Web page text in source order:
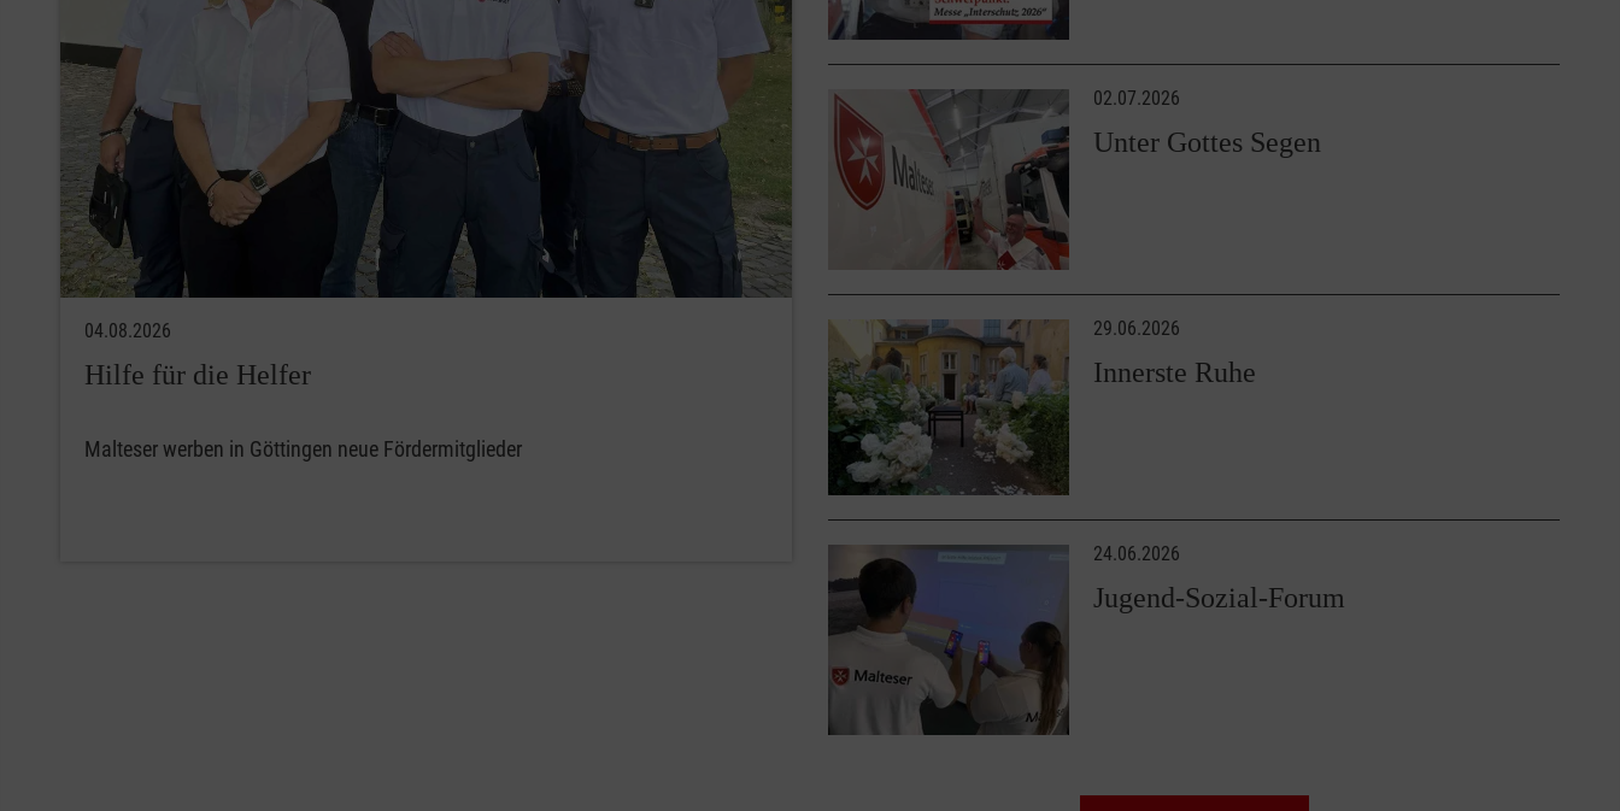
04.08.2026
Hilfe für die Helfer
Malteser werben in Göttingen neue Fördermitglieder
02.07.2026
Unter Gottes Segen
29.06.2026
Innerste Ruhe
24.06.2026
Jugend-Sozial-Forum